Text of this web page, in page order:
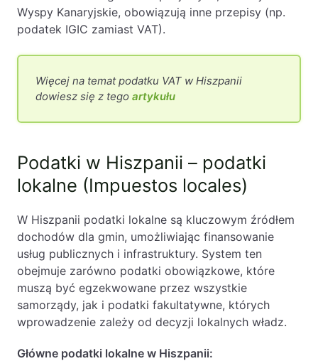
Wyspy Kanaryjskie, obowiązują inne przepisy (np.
podatek IGIC zamiast VAT).
Więcej na temat podatku VAT w Hiszpanii
dowiesz się z tego artykułu
Podatki w Hiszpanii – podatki
lokalne (Impuestos locales)
W Hiszpanii podatki lokalne są kluczowym źródłem
dochodów dla gmin, umożliwiając finansowanie
usług publicznych i infrastruktury. System ten
obejmuje zarówno podatki obowiązkowe, które
muszą być egzekwowane przez wszystkie
samorządy, jak i podatki fakultatywne, których
wprowadzenie zależy od decyzji lokalnych władz.
Główne podatki lokalne w Hiszpanii: